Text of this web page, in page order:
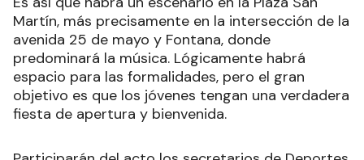
Martín, más precisamente en la intersección de la
avenida 25 de mayo y Fontana, donde
predominará la música. Lógicamente habrá
espacio para las formalidades, pero el gran
objetivo es que los jóvenes tengan una verdadera
fiesta de apertura y bienvenida.